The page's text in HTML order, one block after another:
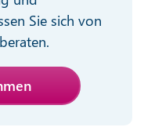
Sie sich von